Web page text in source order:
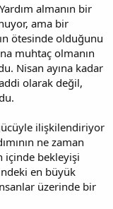
almanın bir
ama bir
ötesinde olduğunu
muhtaç olmanın
Nisan ayına kadar
olarak değil,
ilişkilendiriyor
ne zaman
içinde bekleyişi
en büyük
üzerinde bir